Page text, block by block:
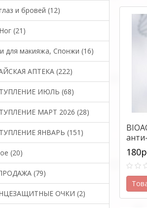
и бровей (12)
(21)
для макияжа, Спонжи (16)
АПТЕКА (222)
ИЮЛЬ (68)
МАРТ 2026 (28)
ЯНВАРЬ (151)
(20)
(79)
ОЧКИ (2)
гр.